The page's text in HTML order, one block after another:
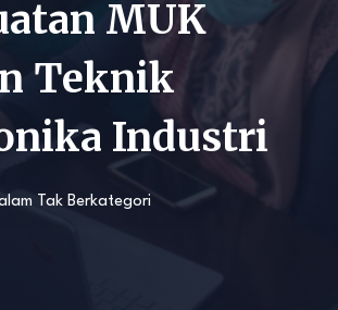
MUK
Teknik
Industri
Tak Berkategori